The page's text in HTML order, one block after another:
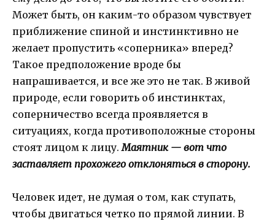
Может быть, он каким-то образом чувствует
приближение спиной и инстинктивно не
желает пропустить «соперника» вперед?
Такое предположение вроде бы
напрашивается, и все же это не так. В живой
природе, если говорить об инстинктах,
соперничество всегда проявляется в
ситуациях, когда противоположные стороны
стоят лицом к лицу.Маятник — вот что
заставляет прохожего отклоняться в сторону.
Человек идет, не думая о том, как ступать,
чтобы двигаться четко по прямой линии. В